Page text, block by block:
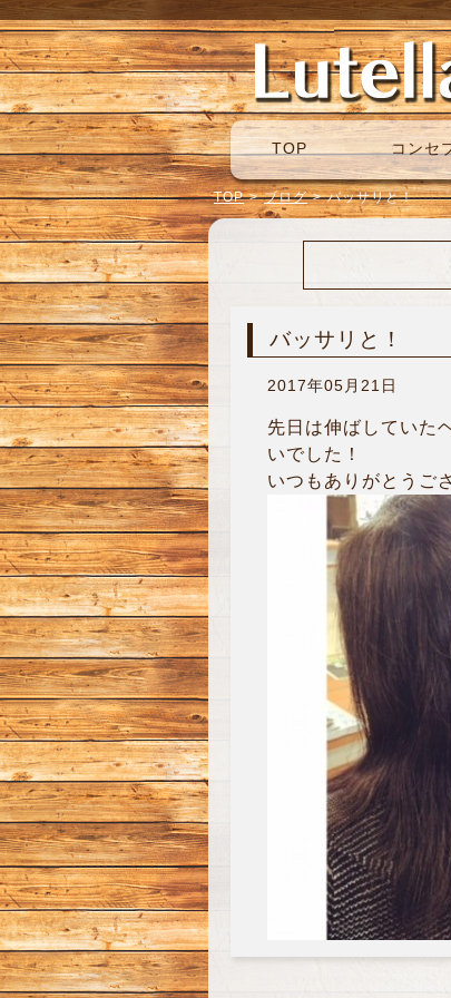
TOP コンセ
TOP > ブログ > バッサリと！
バッサリと！
2017年05月21日
先日は伸ばしていた
いでした！
いつもありがとうご